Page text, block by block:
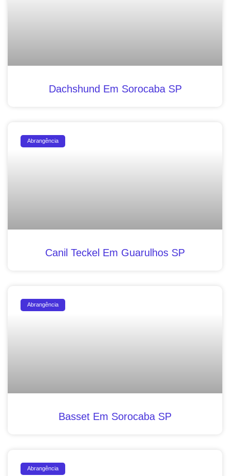
Dachshund Em Sorocaba SP
Abrangência
Canil Teckel Em Guarulhos SP
Abrangência
Basset Em Sorocaba SP
Abrangência